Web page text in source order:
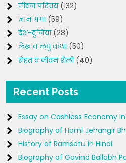
जीवन परिचय(132)
ज्ञान गंगा(59)
देश-दुनिया(28)
लेख व लघु कथा(50)
सेहत व जीवन शैली(40)
Recent Posts
Essay on Cashless Economy
Biography of Homi Jehangir
History of Ramsetu in Hindi
Biography of Govind Ballabh